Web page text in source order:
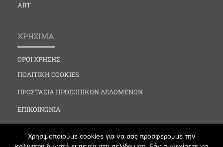
ART
ΧΡΗΣΙΜΑ
ΟΡΟΙ ΧΡΗΣΗΣ
ΠΟΛΙΤΙΚΗ COOKIES
ΠΡΟΣΤΑΣΙΑ ΠΡΟΣΩΠΙΚΩΝ ΔΕΔΟΜΕΝΩΝ
ΕΠΙΚΟΙΝΩΝΙΑ
Χρησιμοποιούμε cookies για να σας προσφέρουμε την